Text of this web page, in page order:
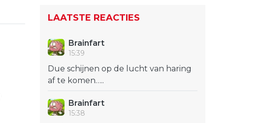
LAATSTE REACTIES
Brainfart
15:39
Due schijnen op de lucht van haring
af te komen…..
Brainfart
15:38